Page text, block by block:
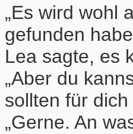
„Es wird wohl
gefunden
Lea sagte, es
„Aber du
sollten für
„Gerne. An